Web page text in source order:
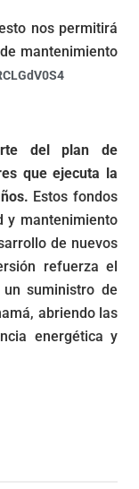
nos permitirá
mantenimiento
del plan de
que ejecuta la
Estos fondos
y mantenimiento
de nuevos
refuerza el
suministro de
abriendo las
energética y